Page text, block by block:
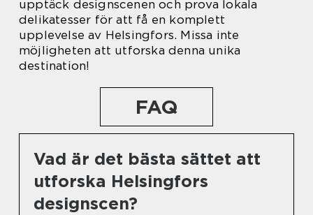
upptäck designscenen och prova lokala
delikatesser för att få en komplett
upplevelse av Helsingfors. Missa inte
möjligheten att utforska denna unika
destination!
FAQ
Vad är det bästa sättet att
utforska Helsingfors
designscen?